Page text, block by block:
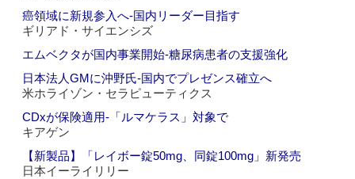
癌領域に新規参入へ‐国内リーダー目指す
ギリアド・サイエンシズ
エムベクタが国内事業開始‐糖尿病患者の支援強化
日本法人GMに沖野氏‐国内でプレゼンス確立へ
米ホライゾン・セラピューティクス
CDxが保険適用‐「ルマケラス」対象で
キアゲン
【新製品】「レイボー錠50mg、同錠100mg」新発売
日本イーライリリー